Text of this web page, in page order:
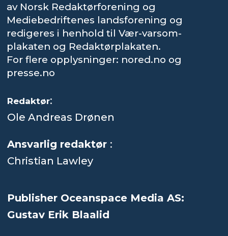
av Norsk Redaktørforening og
Mediebedriftenes landsforening og
redigeres i henhold til Vær-varsom-
plakaten og Redaktørplakaten.
For flere opplysninger: nored.no og
presse.no
Redaktør:
Ole Andreas Drønen
Ansvarlig redaktør :
Christian Lawley
Publisher Oceanspace Media AS:
Gustav Erik Blaalid